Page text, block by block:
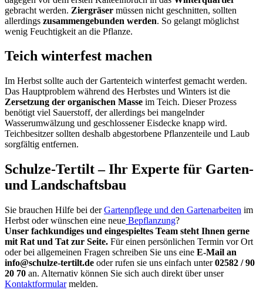
gebracht werden. Ziergräser müssen nicht geschnitten, sollten
allerdings zusammengebunden werden. So gelangt möglichst
wenig Feuchtigkeit an die Pflanze.
Teich winterfest machen
Im Herbst sollte auch der Gartenteich winterfest gemacht werden.
Das Hauptproblem während des Herbstes und Winters ist die
Zersetzung der organischen Masse im Teich. Dieser Prozess
benötigt viel Sauerstoff, der allerdings bei mangelnder
Wasserumwälzung und geschlossener Eisdecke knapp wird.
Teichbesitzer sollten deshalb abgestorbene Pflanzenteile und Laub
sorgfältig entfernen.
Schulze-Tertilt – Ihr Experte für Garten-
und Landschaftsbau
Sie brauchen Hilfe bei derGartenpflege und den Gartenarbeiten im
Herbst oder wünschen eine neue Bepflanzung?
Unser fachkundiges und eingespieltes Team steht Ihnen gerne
mit Rat und Tat zur Seite. Für einen persönlichen Termin vor Ort
oder bei allgemeinen Fragen schreiben Sie uns eine E-Mail an
info@schulze-tertilt.de oder rufen sie uns einfach unter02582 / 90
20 70 an. Alternativ können Sie sich auch direkt über unser
Kontaktformularmelden.